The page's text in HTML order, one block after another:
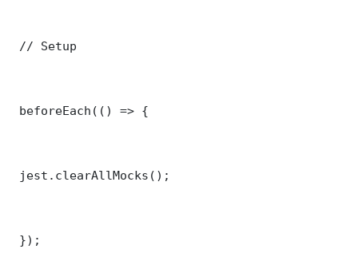
// Setup
beforeEach(() => {
jest.clearAllMocks();
});